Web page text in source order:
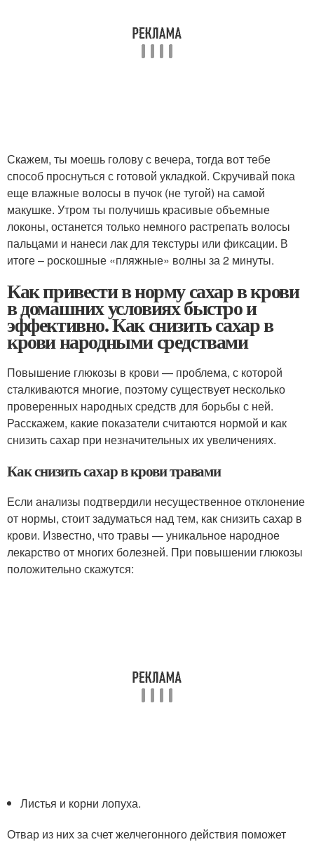
Скажем, ты моешь голову с вечера, тогда вот тебе
способ проснуться с готовой укладкой. Скручивай пока
еще влажные волосы в пучок (не тугой) на самой
макушке. Утром ты получишь красивые объемные
локоны, останется только немного растрепать волосы
пальцами и нанеси лак для текстуры или фиксации. В
итоге – роскошные «пляжные» волны за 2 минуты.
Как привести в норму сахар в крови
в домашних условиях быстро и
эффективно. Как снизить сахар в
крови народными средствами
Повышение глюкозы в крови — проблема, с которой
сталкиваются многие, поэтому существует несколько
проверенных народных средств для борьбы с ней.
Расскажем, какие показатели считаются нормой и как
снизить сахар при незначительных их увеличениях.
Как снизить сахар в крови травами
Если анализы подтвердили несущественное отклонение
от нормы, стоит задуматься над тем, как снизить сахар в
крови. Известно, что травы — уникальное народное
лекарство от многих болезней. При повышении глюкозы
положительно скажутся:
Листья и корни лопуха.
Отвар из них за счет желчегонного действия поможет